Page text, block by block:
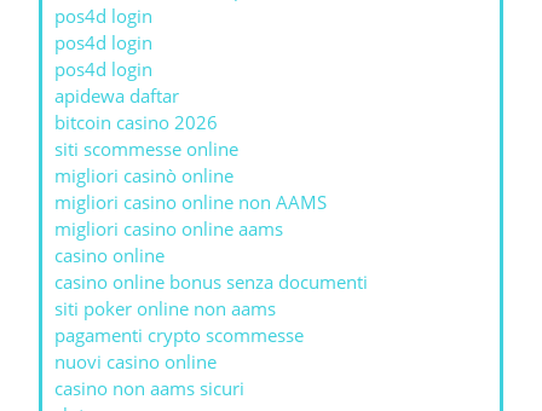
pos4d login
pos4d login
pos4d login
apidewa daftar
bitcoin casino 2026
siti scommesse online
migliori casinò online
migliori casino online non AAMS
migliori casino online aams
casino online
casino online bonus senza documenti
siti poker online non aams
pagamenti crypto scommesse
nuovi casino online
casino non aams sicuri